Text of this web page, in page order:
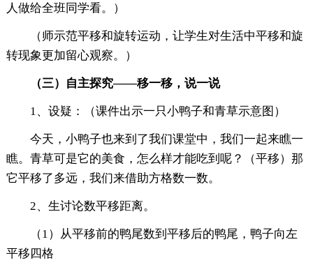
人做给全班同学看。）
（师示范平移和旋转运动，让学生对生活中平移和旋
转现象更加留心观察。）
（三） 自主探究——移一移，说一说
1、设疑：（课件出示一只小鸭子和青草示意图）
今天，小鸭子也来到了我们课堂中，我们一起来瞧一
瞧。青草可是它的美食，怎么样才能吃到呢？（平移）那
它平移了多远，我们来借助方格数一数。
2、生讨论数平移距离。
（1）从平移前的鸭尾数到平移后的鸭尾，鸭子向左
平移四格